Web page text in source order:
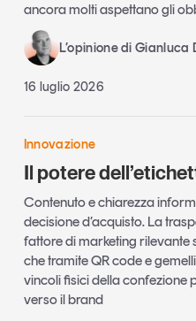
ancora molti aspettano gli
L’opinione di Gianluca
16 luglio 2026
Innovazione
Il potere
Contenuto e chiarezza
decisione d’acquisto. La
fattore di marketing
che tramite QR code e
vincoli fisici della confezione
verso il brand